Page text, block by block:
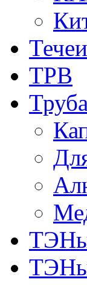
ТРВ
ТЭНы
ТЭНы